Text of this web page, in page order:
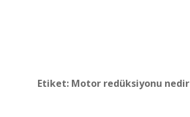
Etiket: Motor redüksiyonu nedir